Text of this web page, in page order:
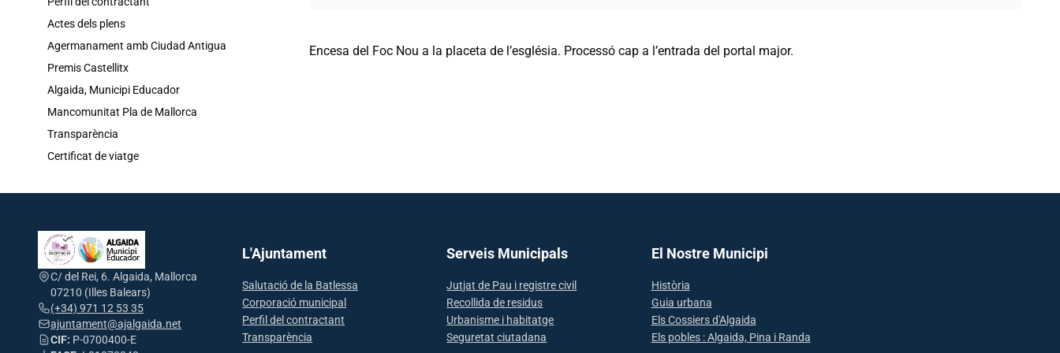
Actes dels plens
Agermanament amb Ciudad Antigua
Premis Castellitx
Algaida, Municipi Educador
Mancomunitat Pla de Mallorca
Transparència
Certificat de viatge
Encesa del Foc Nou a la placeta de l’església. Processó cap a l’entrada del portal major.
C/ del Rei, 6. Algaida, Mallorca
07210 (Illes Balears)
(+34) 971 12 53 35
ajuntament@ajalgaida.net
CIF: P-0700400-E
L'Ajuntament
Salutació de la Batlessa
Corporació municipal
Perfil del contractant
Transparència
Serveis Municipals
Jutjat de Pau i registre civil
Recollida de residus
Urbanisme i habitatge
Seguretat ciutadana
El Nostre Municipi
Història
Guia urbana
Els Cossiers d'Algaida
Els pobles : Algaida, Pina i Randa